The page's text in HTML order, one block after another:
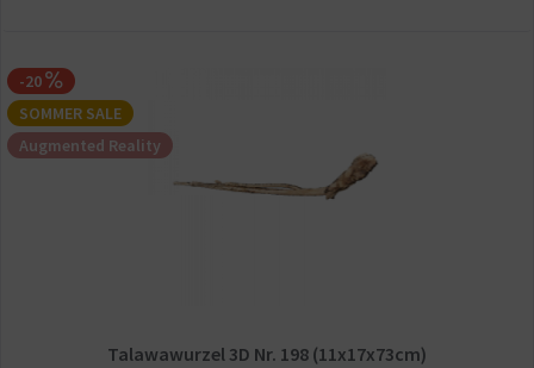
-20
SOMMER SALE
Augmented Reality
Talawawurzel 3D Nr. 198 (11x17x73cm)